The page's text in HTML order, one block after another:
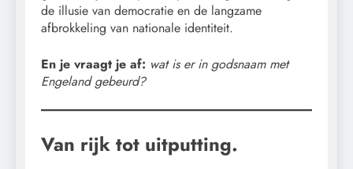
de illusie van democratie en de langzame
afbrokkeling van nationale identiteit.
En je vraagt je af: wat is er in godsnaam met
Engeland gebeurd?
Van rijk tot uitputting.